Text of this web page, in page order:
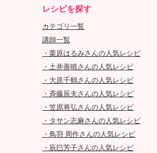
レシピを探す
カテゴリ一覧
講師一覧
・栗原はるみさんの人気レシピ
・土井善晴さんの人気レシピ
・大原千鶴さんの人気レシピ
・斉藤辰夫さんの人気レシピ
・笠原将弘さんの人気レシピ
・タサン志麻さんの人気レシピ
・鳥羽 周作さんの人気レシピ
・辰巳芳子さんの人気レシピ